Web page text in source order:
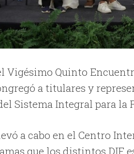
Vigésimo Quinto
a titulares y
Sistema Integral para la
a cabo en el Centro
que los distintos DIF